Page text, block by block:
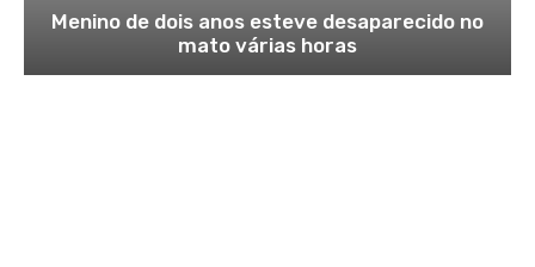
Menino de dois anos esteve desaparecido no
mato várias horas